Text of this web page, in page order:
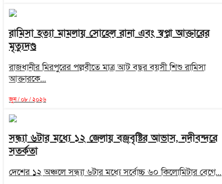
রামিসা হত্যা মামলায় সোহেল রানা এবং স্বপ্না আক্তারের
মৃত্যুদণ্ড
রাজধানীর মিরপুরের পল্লবীতে মাত্র আট বছর বয়সী শিশু রামিসা
আক্তারকে...
জুন / ০৮ / ২০২৬
সন্ধ্যা ৬টার মধ্যে ১২ জেলায় বজ্রবৃষ্টির আভাস, নদীবন্দরে
সতর্কতা
দেশের ১২ অঞ্চলে সন্ধ্যা ৬টার মধ্যে সর্বোচ্চ ৬০ কিলোমিটার বেগে...